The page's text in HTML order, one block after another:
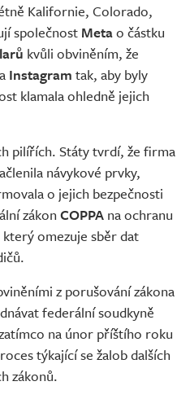
Kalifornie, Colorado,
společnost Metao částku
kvůli obviněním, že
a Instagram tak, aby byly
klamala ohledně jejich
pilířích. Státy tvrdí, že firma
návykové prvky,
o jejich bezpečnosti
zákon COPPA na ochranu
omezuje sběr dat
z porušování zákona
federální soudkyně
na únor příštího roku
týkající se žalob dalších
zákonů.